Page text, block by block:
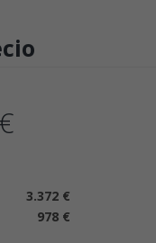
3.372 €
978 €